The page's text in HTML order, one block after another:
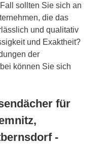
sollten Sie sich an
die das
und qualitativ
und Exaktheit?
der
können Sie sich
für
-